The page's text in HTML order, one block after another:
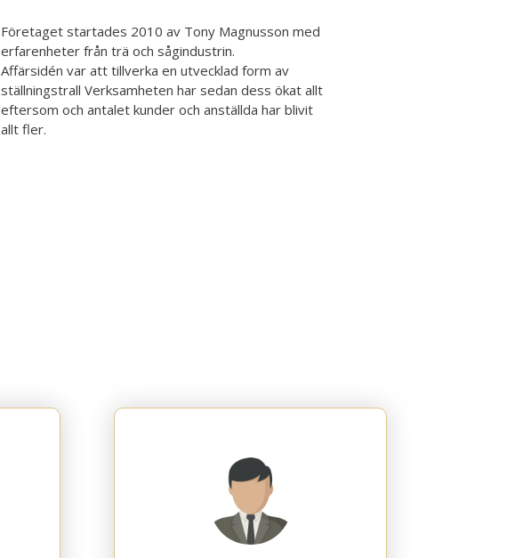
Företaget startades 2010 av Tony Magnusson med
erfarenheter från trä och sågindustrin.
Affärsidén var att tillverka en utvecklad form av
ställningstrall Verksamheten har sedan dess ökat allt
eftersom och antalet kunder och anställda har blivit
allt fler.